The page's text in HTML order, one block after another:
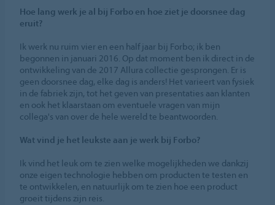
Hoe lang werk je al bij Forbo en hoe ziet je doorsnee dag
eruit?
Ik werk nu ruim vier en een half jaar bij Forbo; ik ben
begonnen in januari 2016. Op dat moment ben ik direct in de
ontwikkeling van de 2017 Allura collectie gesprongen. Er is
geen doorsnee dag, elke dag is anders! Het varieert van fysiek
in de fabriek zijn, tot het geven van presentaties aan klanten
en ook het klaarstaan om eventuele vragen van mijn
collega's van over de hele wereld te beantwoorden.
Wat vind je het leukste aan je werk bij Forbo?
Ik vind het leuk om te zien welke mogelijkheden we dankzij
onze eigen technologie hebben om producten te testen en
te ontwikkelen, en natuurlijk om te zien hoe een product
groeit tijdens zijn reis.